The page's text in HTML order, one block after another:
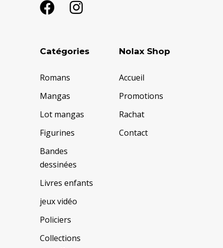
Catégories
Romans
Mangas
Lot mangas
Figurines
Bandes
dessinées
Livres enfants
jeux vidéo
Policiers
Collections
Nolax Shop
Accueil
Promotions
Rachat
Contact